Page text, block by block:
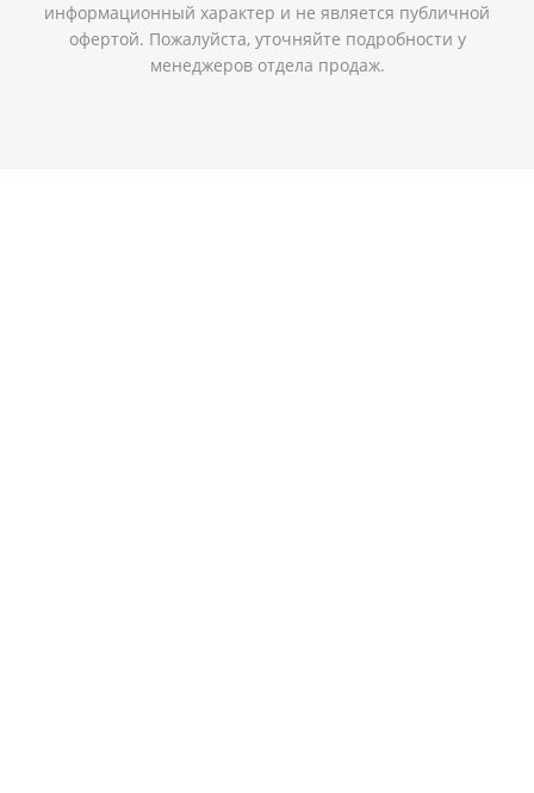
информационный характер и не является публичной
офертой. Пожалуйста, уточняйте подробности у
менеджеров отдела продаж.